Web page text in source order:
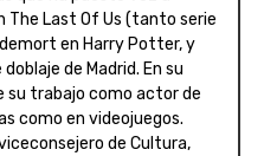
The Last Of Us (tanto serie
en Harry Potter, y
de Madrid. En su
su trabajo como actor de
como en videojuegos.
de Cultura,